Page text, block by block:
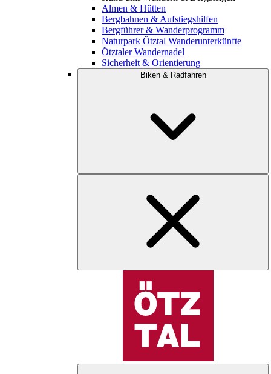
Almen & Hütten
Bergbahnen & Aufstiegshilfen
Bergführer & Wanderprogramm
Naturpark Ötztal Wanderunterkünfte
Ötztaler Wandernadel
Sicherheit & Orientierung
Biken & Radfahren